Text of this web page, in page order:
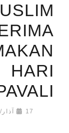
17 آذار/مارس 2025